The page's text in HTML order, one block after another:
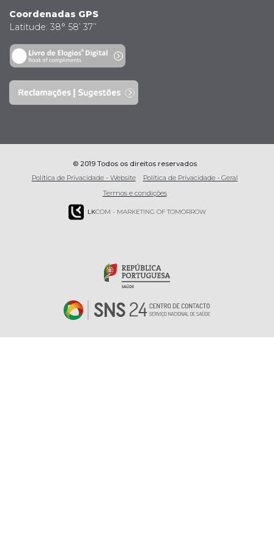
Coordenadas GPS
Latitude: 38° 58’ 37’’
© 2019 Todos os direitos reservados
Política de Privacidade - Website
Política de Privacidade - Geral
Termos e condições
LKCOM - MARKETING OF TOMORROW